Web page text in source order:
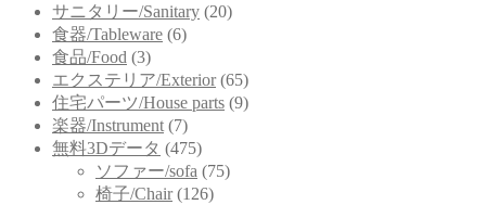
サニタリー/Sanitary (20)
食器/Tableware (6)
食品/Food (3)
エクステリア/Exterior (65)
住宅パーツ/House parts (9)
楽器/Instrument (7)
無料3Dデータ (475)
ソファー/sofa (75)
椅子/Chair (126)